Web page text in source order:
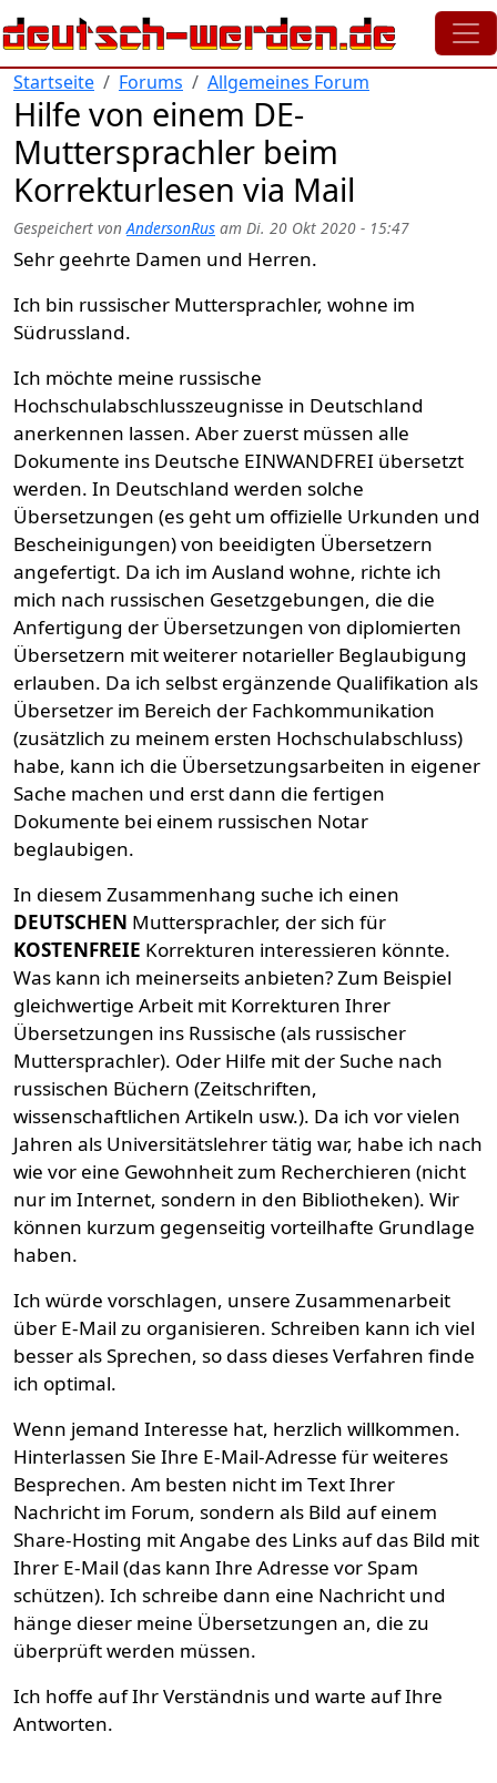
Direkt zum Inhalt
Startseite Forums Allgemeines Forum
Hilfe von einem DE-
Muttersprachler beim
Korrekturlesen via Mail
Gespeichert vonAndersonRus am Di. 20 Okt 2020 - 15:47
Sehr geehrte Damen und Herren.
Ich bin russischer Muttersprachler, wohne im
Südrussland.
Ich möchte meine russische
Hochschulabschlusszeugnisse in Deutschland
anerkennen lassen. Aber zuerst müssen alle
Dokumente ins Deutsche EINWANDFREI übersetzt
werden. In Deutschland werden solche
Übersetzungen (es geht um offizielle Urkunden und
Bescheinigungen) von beeidigten Übersetzern
angefertigt. Da ich im Ausland wohne, richte ich
mich nach russischen Gesetzgebungen, die die
Anfertigung der Übersetzungen von diplomierten
Übersetzern mit weiterer notarieller Beglaubigung
erlauben. Da ich selbst ergänzende Qualifikation als
Übersetzer im Bereich der Fachkommunikation
(zusätzlich zu meinem ersten Hochschulabschluss)
habe, kann ich die Übersetzungsarbeiten in eigener
Sache machen und erst dann die fertigen
Dokumente bei einem russischen Notar
beglaubigen.
In diesem Zusammenhang suche ich einen
DEUTSCHEN Muttersprachler, der sich für
KOSTENFREIE Korrekturen interessieren könnte.
Was kann ich meinerseits anbieten? Zum Beispiel
gleichwertige Arbeit mit Korrekturen Ihrer
Übersetzungen ins Russische (als russischer
Muttersprachler). Oder Hilfe mit der Suche nach
russischen Büchern (Zeitschriften,
wissenschaftlichen Artikeln usw.). Da ich vor vielen
Jahren als Universitätslehrer tätig war, habe ich nach
wie vor eine Gewohnheit zum Recherchieren (nicht
nur im Internet, sondern in den Bibliotheken). Wir
können kurzum gegenseitig vorteilhafte Grundlage
haben.
Ich würde vorschlagen, unsere Zusammenarbeit
über E-Mail zu organisieren. Schreiben kann ich viel
besser als Sprechen, so dass dieses Verfahren finde
ich optimal.
Wenn jemand Interesse hat, herzlich willkommen.
Hinterlassen Sie Ihre E-Mail-Adresse für weiteres
Besprechen. Am besten nicht im Text Ihrer
Nachricht im Forum, sondern als Bild auf einem
Share-Hosting mit Angabe des Links auf das Bild mit
Ihrer E-Mail (das kann Ihre Adresse vor Spam
schützen). Ich schreibe dann eine Nachricht und
hänge dieser meine Übersetzungen an, die zu
überprüft werden müssen.
Ich hoffe auf Ihr Verständnis und warte auf Ihre
Antworten.